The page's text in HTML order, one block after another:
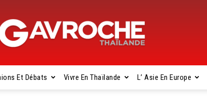
Gavroche
Et Débats Vivre En Thaïlande L’ Asie En Europe